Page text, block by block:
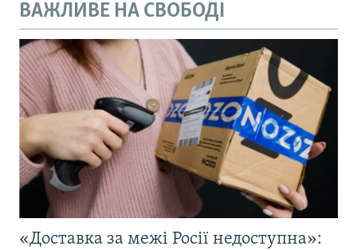
ВАЖЛИВЕ НА СВОБОДІ
«Доставка за межі Росії недоступна»: